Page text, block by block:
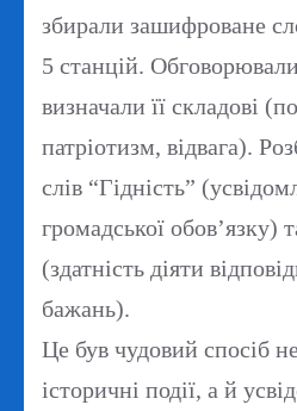
збирали зашифроване
5 станцій.
визначали її складові
патріотизм, відвага).
слів “Гідність”
громадської обов’язку)
(здатність діяти
бажань).
Це був чудовий спосіб
історичні події, а й